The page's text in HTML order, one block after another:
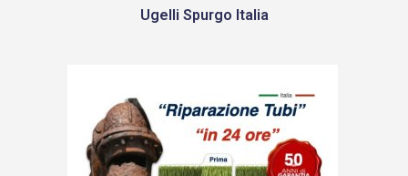
Ugelli Spurgo Italia